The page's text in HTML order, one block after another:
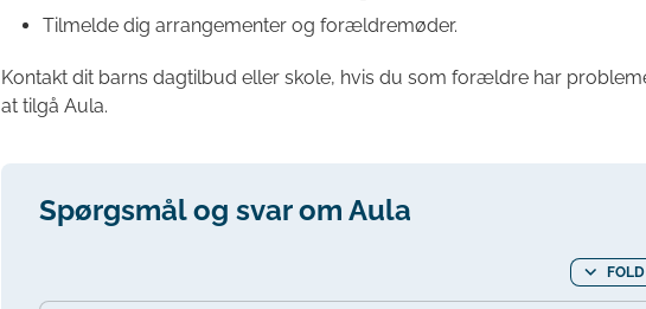
Tilmelde dig arrangementer og forældremøder.
Kontakt dit barns dagtilbud eller skole, hvis du som forældre har
at tilgå Aula.
Spørgsmål og svar om Aula